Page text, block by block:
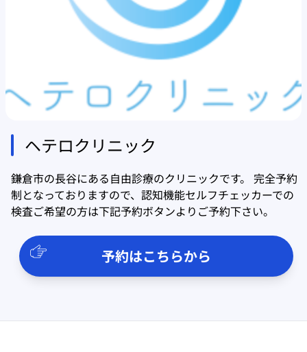
ヘテロクリニック
鎌倉市の長谷にある自由診療のクリニックです。 完全予約
制となっておりますので、認知機能セルフチェッカーでの
検査ご希望の方は下記予約ボタンよりご予約下さい。
予約はこちらから